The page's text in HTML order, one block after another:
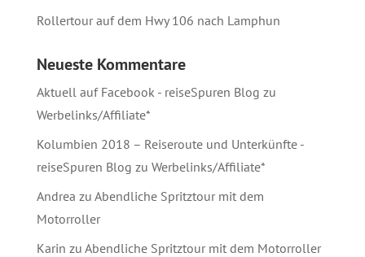
Rollertour auf dem Hwy 106 nach Lamphun
Neueste Kommentare
Aktuell auf Facebook - reiseSpuren Blog zu
Werbelinks/Affiliate*
Kolumbien 2018 – Reiseroute und Unterkünfte -
reiseSpuren Blog zu Werbelinks/Affiliate*
Andrea zu Abendliche Spritztour mit dem
Motorroller
Karin zu Abendliche Spritztour mit dem Motorroller